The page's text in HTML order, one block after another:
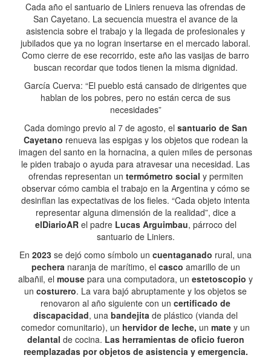
Cada año el santuario de Liniers renueva las ofrendas de
San Cayetano. La secuencia muestra el avance de la
asistencia sobre el trabajo y la llegada de profesionales y
jubilados que ya no logran insertarse en el mercado laboral.
Como cierre de ese recorrido, este año las vasijas de barro
buscan recordar que todos tienen la misma dignidad.
García Cuerva: “El pueblo está cansado de dirigentes que
hablan de los pobres, pero no están cerca de sus
necesidades”
Cada domingo previo al 7 de agosto, el santuario de San
Cayetano renueva las espigas y los objetos que rodean la
imagen del santo en la hornacina, a quien miles de personas
le piden trabajo o ayuda para atravesar una necesidad. Las
ofrendas representan un termómetro social y permiten
observar cómo cambia el trabajo en la Argentina y cómo se
desinflan las expectativas de los fieles. “Cada objeto intenta
representar alguna dimensión de la realidad”, dice a
elDiarioARel padre Lucas Arguimbau, párroco del
santuario de Liniers.
En 2023 se dejó como símbolo un cuentaganado rural, una
pecheranaranja de marítimo, el casco amarillo de un
albañil, el mouse para una computadora, un estetoscopio y
un costurero. La vara bajó abruptamente y los objetos se
renovaron al año siguiente con un certificado de
discapacidad, una bandejita de plástico (vianda del
comedor comunitario), un hervidor de leche, un mate y un
delantal de cocina. Las herramientas de oficio fueron
reemplazadas por objetos de asistencia y emergencia.